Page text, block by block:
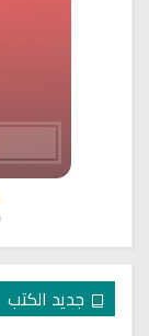
جديد الكتب